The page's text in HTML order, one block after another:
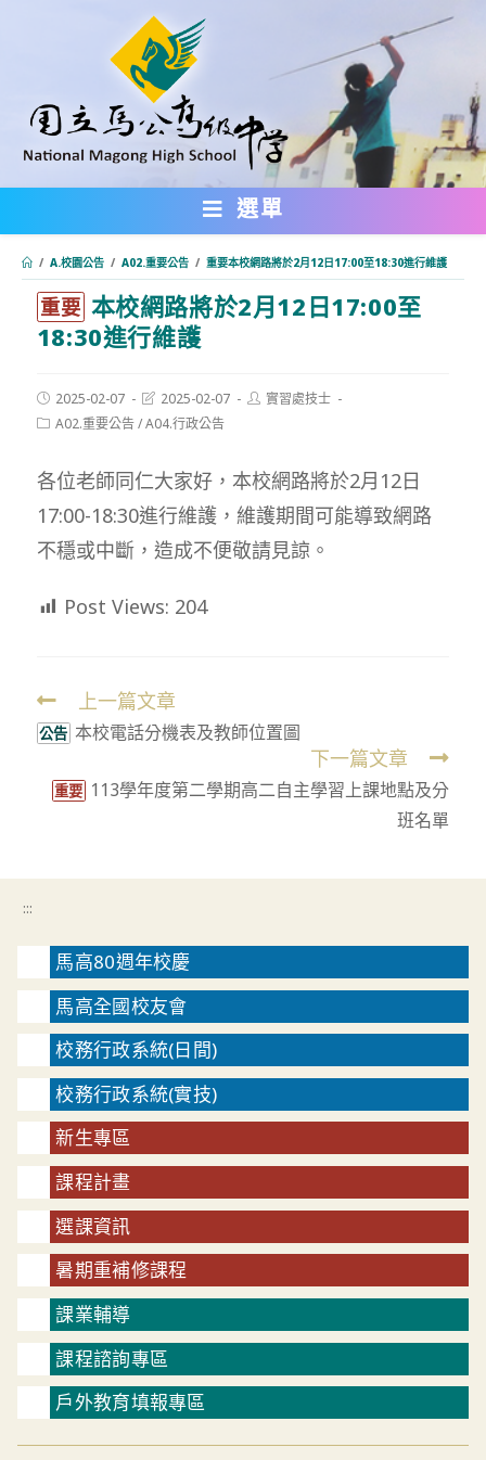
內
選單
/ A.校園公告 / A02.重要公告 / 重要本校網路將於2月12日17:00至18:30進行維護
重要 本校網路將於2月12日17:00至
18:30進行維護
Post
published:
2025-02-07
Post
modified:
2025-02-07
Post實習處技士
PostA02.重要公告/A04.行政公告
各位老師同仁大家好，本校網路將於2月12日
17:00-18:30進行維護，維護期間可能導致網路
不穩或中斷，造成不便敬請見諒。
Post Views: 204
Read
more
上一篇文章
公告 本校電話分機表及教師位置圖
下一篇文章
重要 113學年度第二學期高二自主學習上課地點及分
班名單
:::
馬高80週年校慶
馬高全國校友會
校務行政系統(日間)
校務行政系統(實技)
新生專區
課程計畫
選課資訊
暑期重補修課程
課業輔導
課程諮詢專區
戶外教育填報專區